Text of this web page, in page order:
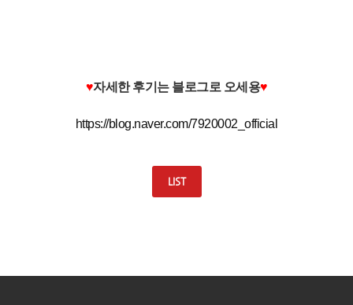
♥자세한 후기는 블로그로 오세용♥
https://blog.naver.com/7920002_official
LIST